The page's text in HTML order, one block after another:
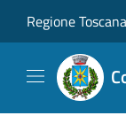
Regione Toscana